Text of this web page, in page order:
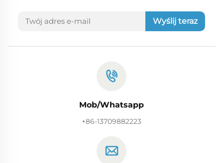
Wyślij teraz
Mob/Whatsapp
+86-13709882223